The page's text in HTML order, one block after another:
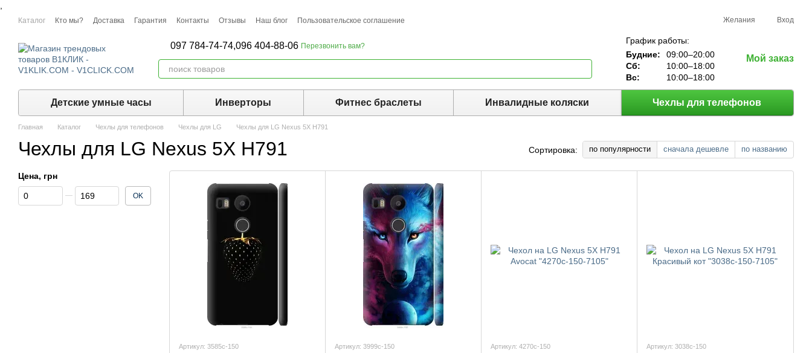
Перейти к основному контенту
Каталог Кто мы? Доставка Гарантия Контакты Отзывы Наш блог Пользовательское соглашение Желания Вход
097 784-74-74,096 404-88-06 Перезвонить вам?
График работы:
Будние:
09:00–20:00
Сб:
10:00–18:00
Вс:
10:00–18:00
Мой заказ
Детские умные часы Инверторы Фитнес браслеты Инвалидные коляски Чехлы для телефонов
Главная Каталог Чехлы для телефонов Чехлы для LG Чехлы для LG Nexus 5X H791
Чехлы для LG Nexus 5X H791 Сортировка: по популярности сначала дешевле по названию
Артикул: 3585c-150 Артикул: 3999c-150 Артикул: 4270c-150 Артикул: 3038c-150
Цена, грн
От Цена, грн
До Цена, грн OK